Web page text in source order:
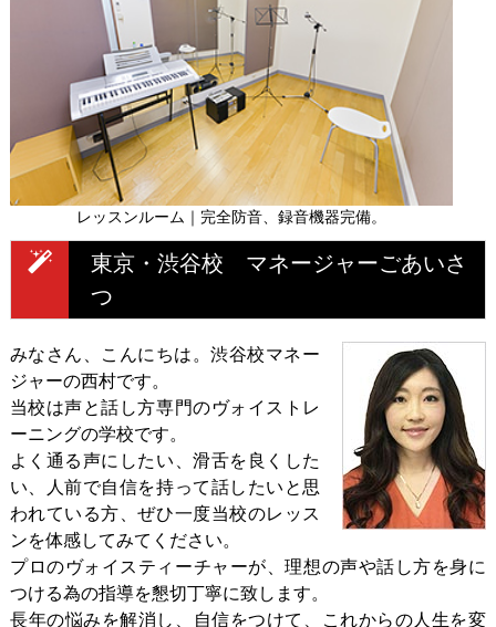
レッスンルーム｜完全防音、録音機器完備。
東京・渋谷校 マネージャーごあいさ
つ
みなさん、こんにちは。渋谷校マネー
ジャーの西村です。
当校は声と話し方専門のヴォイストレ
ーニングの学校です。
よく通る声にしたい、滑舌を良くした
い、人前で自信を持って話したいと思
われている方、ぜひ一度当校のレッス
ンを体感してみてください。
プロのヴォイスティーチャーが、理想の声や話し方を身に
つける為の指導を懇切丁寧に致します。
長年の悩みを解消し、自信をつけて、これからの人生を変